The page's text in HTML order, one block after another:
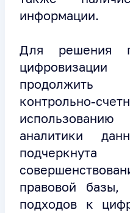
информации.
Для решения
контрольно-
аналитики
подчеркнута
правовой базы,
подходов к